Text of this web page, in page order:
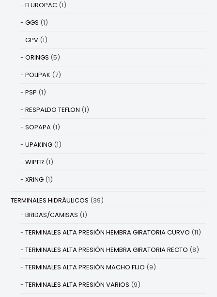
FLUROPAC (1)
GGS (1)
GPV (1)
ORINGS (5)
POLIPAK (7)
PSP (1)
RESPALDO TEFLON (1)
SOPAPA (1)
UPAKING (1)
WIPER (1)
XRING (1)
TERMINALES HIDRÁULICOS (39)
BRIDAS/CAMISAS (1)
TERMINALES ALTA PRESIÓN HEMBRA GIRATORIA CURVO (11)
TERMINALES ALTA PRESIÓN HEMBRA GIRATORIA RECTO (8)
TERMINALES ALTA PRESIÓN MACHO FIJO (9)
TERMINALES ALTA PRESIÓN VARIOS (9)